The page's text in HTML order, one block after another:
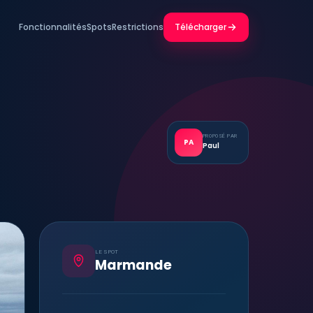
FonctionnalitésSpotsRestrictions Télécharger
PA
PROPOSÉ PAR
Paul
LE SPOT
Marmande